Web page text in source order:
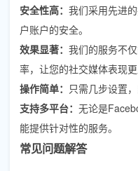
安全性高： 我们采用先进
户账户的安全。
效果显著： 我们的服务不
率，让您的社交媒体表现更
操作简单： 只需几步设置
支持多平台： 无论是
能提供针对性的服务。
常见问题解答